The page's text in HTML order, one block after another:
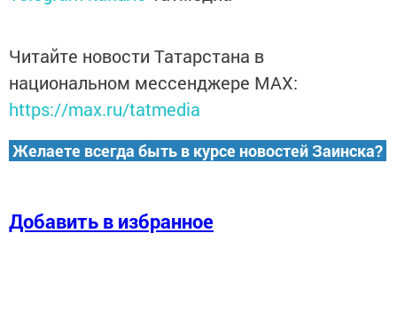
Читайте новости Татарстана в
национальном мессенджере MАХ:
https://max.ru/tatmedia
Желаете всегда быть в курсе новостей Заинска?
Добавить в избранное